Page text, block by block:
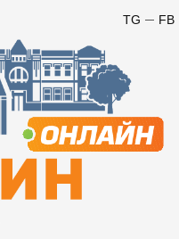
FB
TG